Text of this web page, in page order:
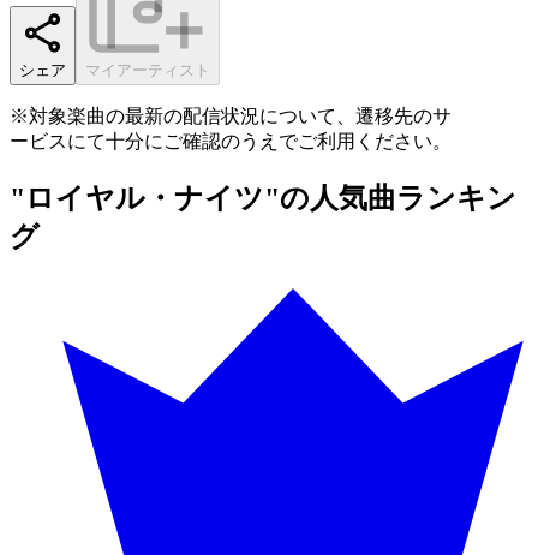
シェア マイアーティスト
※対象楽曲の最新の配信状況について、遷移先のサ
ービスにて十分にご確認のうえでご利用ください。
"ロイヤル・ナイツ"の人気曲ランキン
グ